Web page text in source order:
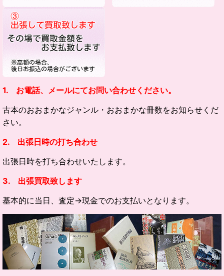
1. お電話、メールにてお問い合わせください。
古本のおおまかなジャンル・ おおまかな冊数をお知らせくだ
さい。
2. 出張日時の打ち合わせ
出張日時を打ち合わせいたします。
3. 出張買取致します
基本的に当日、査定→現金でのお支払いとなります。